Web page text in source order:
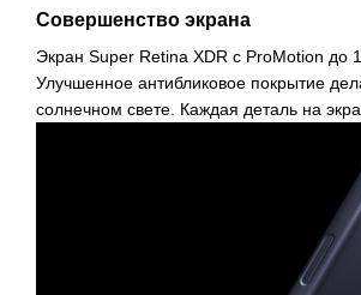
Совершенство экрана
Экран Super Retina XDR с ProMotion до
Улучшенное антибликовое покрытие
солнечном свете. Каждая деталь на